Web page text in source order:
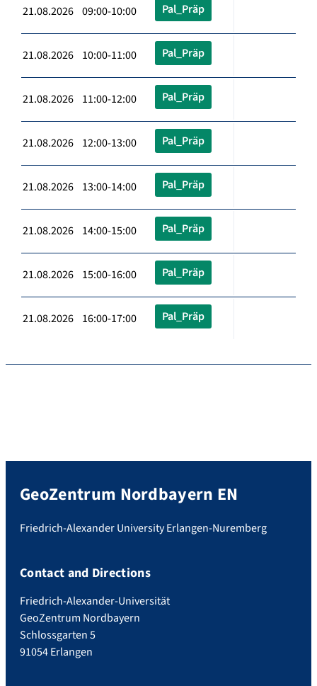
21.08.2026 09:00-10:00 Pal_Präp
21.08.2026 10:00-11:00 Pal_Präp
21.08.2026 11:00-12:00 Pal_Präp
21.08.2026 12:00-13:00 Pal_Präp
21.08.2026 13:00-14:00 Pal_Präp
21.08.2026 14:00-15:00 Pal_Präp
21.08.2026 15:00-16:00 Pal_Präp
21.08.2026 16:00-17:00 Pal_Präp
GeoZentrum Nordbayern EN
Friedrich-Alexander University Erlangen-Nuremberg
Contact and Directions
Friedrich-Alexander-Universität
GeoZentrum Nordbayern
Schlossgarten 5
91054 Erlangen